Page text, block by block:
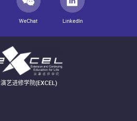
WeChat LinkedIn
演艺进修学院(EXCEL)